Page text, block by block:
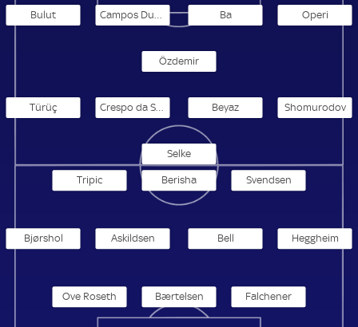
Bulut Ba Operi
Özdemir
Türüç Crespo da Silva Beyaz Shomurodov
Selke
Falchener
Bærtelsen
Ove Roseth
Heggheim
Bell
Askildsen
Bjørshol
Svendsen
Berisha
Tripic